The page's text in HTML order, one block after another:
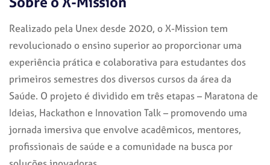
Realizado pela Unex desde 2020, o X-Mission tem
revolucionado o ensino superior ao proporcionar uma
experiência prática e colaborativa para estudantes dos
primeiros semestres dos diversos cursos da área da
Saúde. O projeto é dividido em três etapas – Maratona de
Ideias, Hackathon e Innovation Talk – promovendo uma
jornada imersiva que envolve acadêmicos, mentores,
profissionais de saúde e a comunidade na busca por